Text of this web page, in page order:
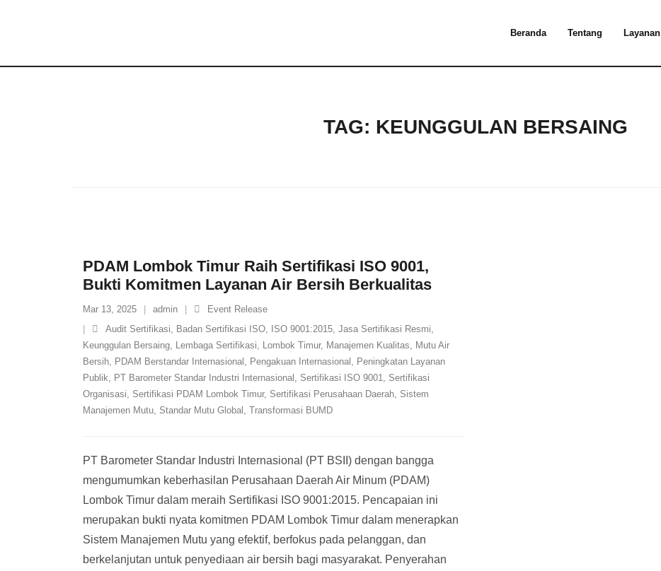
Beranda Tentang Layanan
TAG: KEUNGGULAN BERSAING
PDAM Lombok Timur Raih Sertifikasi ISO 9001,
Bukti Komitmen Layanan Air Bersih Berkualitas
Mar 13, 2025 admin
Event Release
Audit Sertifikasi, Badan Sertifikasi ISO, ISO 9001:2015, Jasa Sertifikasi Resmi,
Keunggulan Bersaing, Lembaga Sertifikasi, Lombok Timur, Manajemen Kualitas, Mutu Air
Bersih, PDAM Berstandar Internasional , Pengakuan Internasional , Peningkatan Layanan
Publik, PT Barometer Standar Industri Internasional , Sertifikasi ISO 9001, Sertifikasi
Organisasi, Sertifikasi PDAM Lombok Timur, Sertifikasi Perusahaan Daerah, Sistem
Manajemen Mutu, Standar Mutu Global , Transformasi BUMD
PT Barometer Standar Industri Internasional (PT BSII) dengan bangga
mengumumkan keberhasilan Perusahaan Daerah Air Minum (PDAM)
Lombok Timur dalam meraih Sertifikasi ISO 9001:2015. Pencapaian ini
merupakan bukti nyata komitmen PDAM Lombok Timur dalam menerapkan
Sistem Manajemen Mutu yang efektif, berfokus pada pelanggan, dan
berkelanjutan untuk penyediaan air bersih bagi masyarakat. Penyerahan